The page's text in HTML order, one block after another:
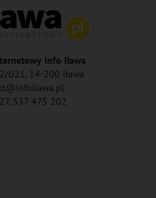
Info Iława
U21, 14-200 Iława
537 475 202